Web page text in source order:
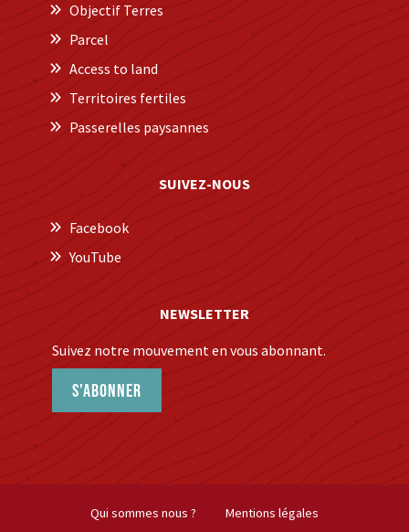
Objectif Terres
Parcel
Access to land
Territoires fertiles
Passerelles paysannes
SUIVEZ-NOUS
Facebook
YouTube
NEWSLETTER
Suivez notre mouvement en vous abonnant.
S'abonner
Qui sommes nous ? Mentions légales